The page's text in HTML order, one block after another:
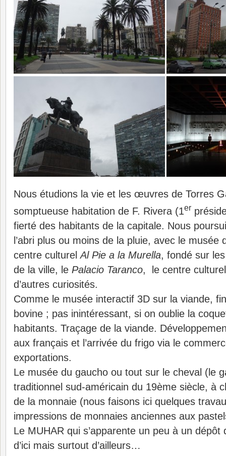
Nous étudions la vie et les œuvres de Torres
somptueuse habitation de F. Rivera (1er
fierté des habitants de la capitale. Nous
l’abri plus ou moins de la pluie, avec le musée
centre culturelAl Pie a la Murella, fondé sur
de la ville, le Palacio Taranco, le centre
d’autres curiosités.
Comme le musée interactif 3D sur la viande,
bovine ; pas inintéressant, si on oublie la
habitants. Traçage de la viande.
aux français et l’arrivée du frigo via le
exportations.
Le musée du gaucho ou tout sur le cheval (le
traditionnel sud-américain du 19ème siècle, à
de la monnaie (nous faisons ici quelques
impressions de monnaies anciennes aux
Le MUHAR qui s’apparente un peu à un dépôt
d’ici mais surtout d’ailleurs…